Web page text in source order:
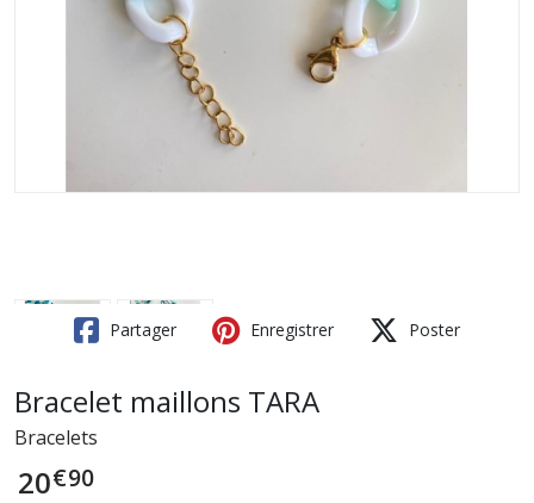
Partager Enregistrer Poster
Bracelet maillons TARA
Bracelets
20€90